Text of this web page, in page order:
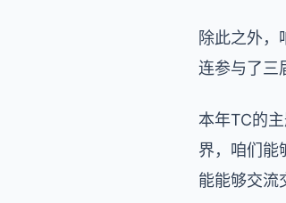
除此之外
连参与了三
本年TC的
界，咱们能
能能够交流